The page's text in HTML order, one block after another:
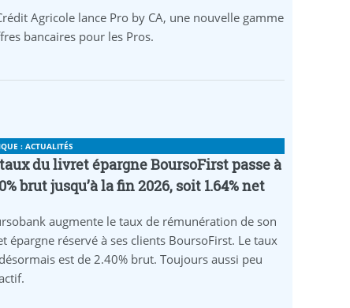
Agricole lance Pro by CA, une nouvelle gamme
bancaires pour les Pros.
: ACTUALITÉS
du livret épargne BoursoFirst passe à
brut jusqu’à la fin 2026, soit 1.64% net
augmente le taux de rémunération de son
épargne réservé à ses clients BoursoFirst. Le taux
est de 2.40% brut. Toujours aussi peu